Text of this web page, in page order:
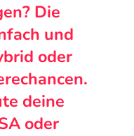
Die
und
oder
deine
oder